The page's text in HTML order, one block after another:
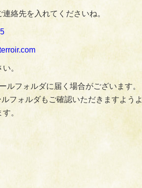
絡先を入れてくださいね。
。
ルフォルダに届く場合がございます。
フォルダもご確認いただきますようよ
。